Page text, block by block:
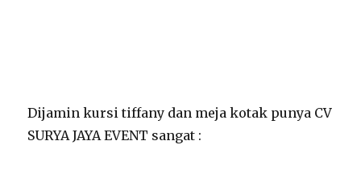
Dijamin kursi tiffany dan meja kotak punya CV
SURYA JAYA EVENT sangat :